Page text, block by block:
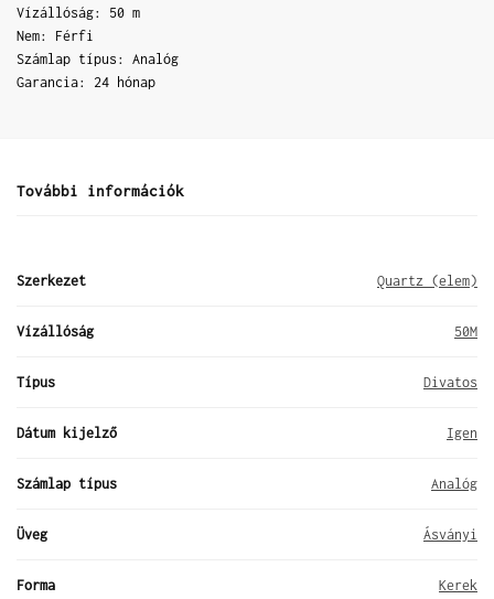
Vízállóság: 50 m
Nem: Férfi
Számlap típus: Analóg
Garancia: 24 hónap
További információk
Szerkezet Quartz (elem)
Vízállóság 50M
Típus Divatos
Dátum kijelző Igen
Számlap típus Analóg
Üveg Ásványi
Forma Kerek